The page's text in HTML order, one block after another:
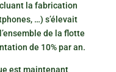
la fabrication
…) s’élevait
de la flotte
de 10% par an.
est maintenant